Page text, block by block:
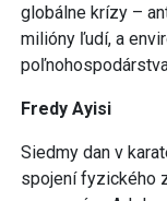
globálne krízy –
milióny ľudí, a
Fredy Ayisi
Siedmy dan v
spojení fyzického